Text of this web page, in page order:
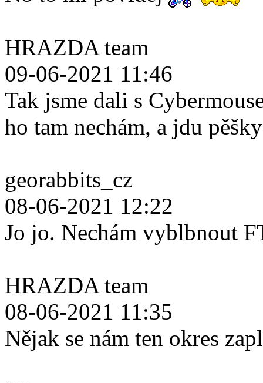
HRAZDA team
09-06-2021 11:46
Tak jsme dali s
ho tam nechám, a jdu
georabbits_cz
08-06-2021 12:22
Jo jo. Nechám vyblbnout
HRAZDA team
08-06-2021 11:35
Nějak se nám ten okres